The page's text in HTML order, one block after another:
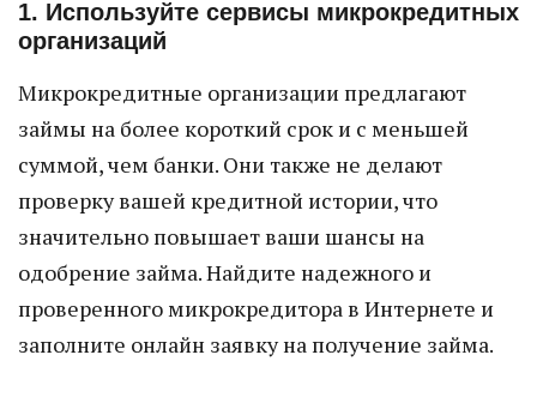
1. Используйте сервисы микрокредитных
организаций
Микрокредитные организации предлагают
займы на более короткий срок и с меньшей
суммой, чем банки. Они также не делают
проверку вашей кредитной истории, что
значительно повышает ваши шансы на
одобрение займа. Найдите надежного и
проверенного микрокредитора в Интернете и
заполните онлайн заявку на получение займа.